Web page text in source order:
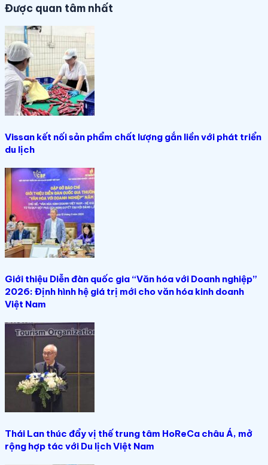
Được quan tâm nhất
Vissan kết nối sản phẩm chất lượng gắn liền với phát triển
du lịch
Giới thiệu Diễn đàn quốc gia “Văn hóa với Doanh nghiệp”
2026: Định hình hệ giá trị mới cho văn hóa kinh doanh
Việt Nam
Thái Lan thúc đẩy vị thế trung tâm HoReCa châu Á, mở
rộng hợp tác với Du lịch Việt Nam